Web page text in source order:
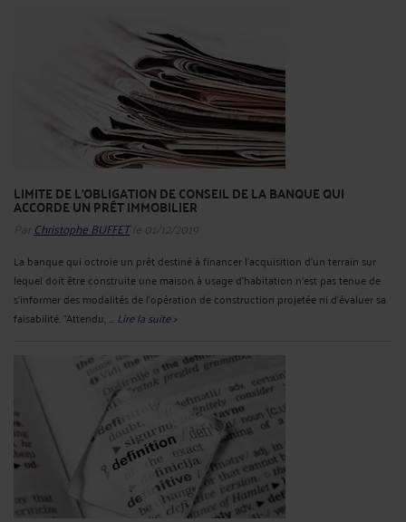
LIMITE DE L'OBLIGATION DE CONSEIL DE LA BANQUE QUI
ACCORDE UN PRÊT IMMOBILIER
Par Christophe BUFFETle 01/12/2019
La banque qui octroie un prêt destiné à financer l'acquisition d'un terrain sur
lequel doit être construite une maison à usage d'habitation n'est pas tenue de
s'informer des modalités de l'opération de construction projetée ni d'évaluer sa
faisabilité. "Attendu, ... Lire la suite >